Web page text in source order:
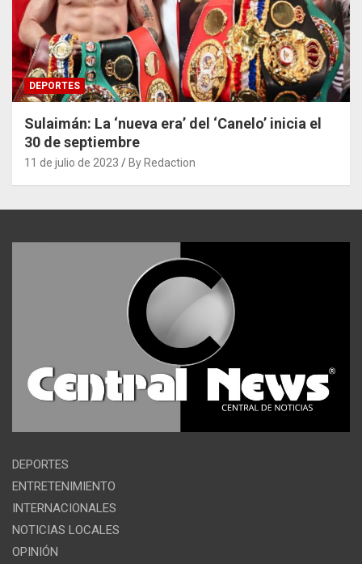
DEPORTES
Sulaimán: La ‘nueva era’ del ‘Canelo’ inicia el
30 de septiembre
11 de julio de 2023 By Redaction
DEPORTES
ENTRETENIMIENTO
INTERNACIONALES
NOTICIAS LOCALES
OPINIÓN